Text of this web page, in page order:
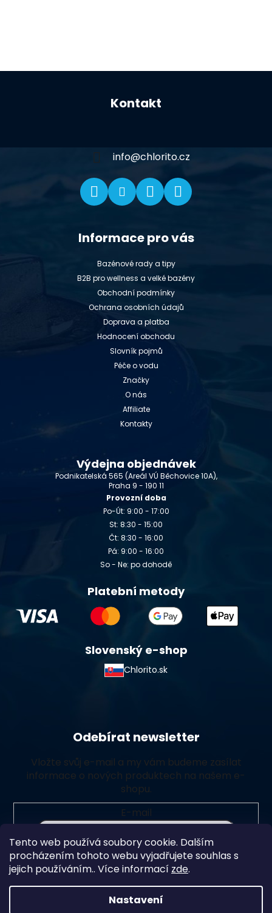
Tento web používá soubory cookie. Dalším
procházením tohoto webu vyjadřujete souhlas s
jejich používáním.. Více informací zde.
Nastavení
Kontakt
info@chlorito.cz
Informace pro vás
Bazénové rady a tipy
B2B pro wellness a velké bazény
Obchodní podmínky
Ochrana osobních údajů
Doprava a platba
Hodnocení obchodu
Slovník pojmů
Péče o vodu
Značky
O nás
Affiliate
Kontakty
Výdejna objednávek
Podnikatelská 565 (Areál VÚ Běchovice 10A),
Praha 9 - 190 11
Provozní doba
Po-Út: 9:00 - 17:00
St: 8:30 - 15:00
Čt: 8:30 - 16:00
Pá: 9:00 - 16:00
So - Ne: po dohodě
Platební metody
Slovenský e-shop
Chlorito.sk
Odebírat newsletter
Vložte svůj e-mail a my vám budeme zasílat
informace o nových produktech na našem e-
shopu.
E-mail
Vložením e-mailu souhlasíte spodmínkami ochrany
osobních údajů
Přihlásit se